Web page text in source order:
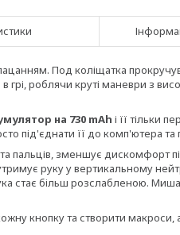
Под коліщатка
роблячи круті маневри з
на 730 mAh і її тільки
під'єднати її до комп'ютера
пальців, зменшує дискомфорт
руку у вертикальному
стає більш розслабленою.
кнопку та створити макроси,